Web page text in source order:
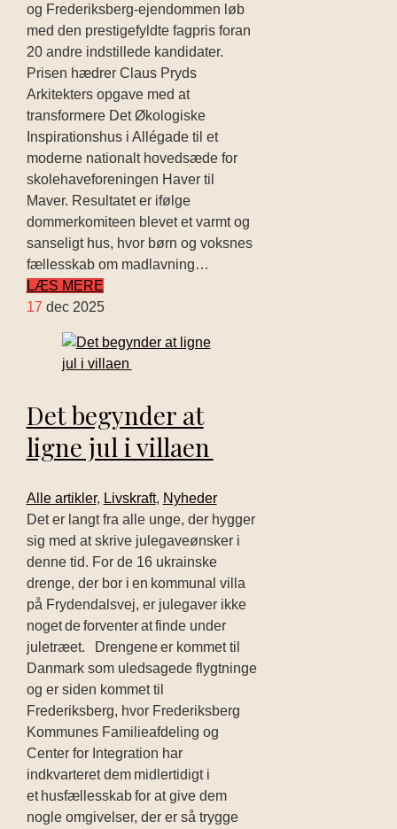
og Frederiksberg-ejendommen løb
med den prestigefyldte fagpris foran
20 andre indstillede kandidater.
Prisen hædrer Claus Pryds
Arkitekters opgave med at
transformere Det Økologiske
Inspirationshus i Allégade til et
moderne nationalt hovedsæde for
skolehaveforeningen Haver til
Maver. Resultatet er ifølge
dommerkomiteen blevet et varmt og
sanseligt hus, hvor børn og voksnes
fællesskab om madlavning…
LÆS MERE
17 dec 2025
Det begynder at
ligne jul i villaen
Alle artikler, Livskraft, Nyheder
Det er langt fra alle unge, der hygger
sig med at skrive julegaveønsker i
denne tid. For de 16 ukrainske
drenge, der bor i en kommunal villa
på Frydendalsvej, er julegaver ikke
noget de forventer at finde under
juletræet. Drengene er kommet til
Danmark som uledsagede flygtninge
og er siden kommet til
Frederiksberg, hvor Frederiksberg
Kommunes Familieafdeling og
Center for Integration har
indkvarteret dem midlertidigt i
et husfællesskab for at give dem
nogle omgivelser, der er så trygge